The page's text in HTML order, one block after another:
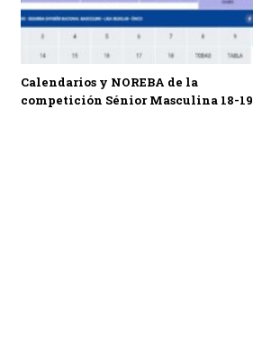
Calendarios y NOREBA de la
competición Sénior Masculina 18-19